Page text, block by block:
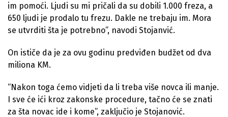
im pomoći. Ljudi su mi pričali da su dobili 1.000 freza, a
650 ljudi je prodalo tu frezu. Dakle ne trebaju im. Mora
se utvrditi šta je potrebno”, navodi Stojanvić.
On ističe da je za ovu godinu predviđen budžet od dva
miliona KM.
“Nakon toga ćemo vidjeti da li treba više novca ili manje.
I sve će ići kroz zakonske procedure, tačno će se znati
za šta novac ide i kome”, zaključio je Stojanović.